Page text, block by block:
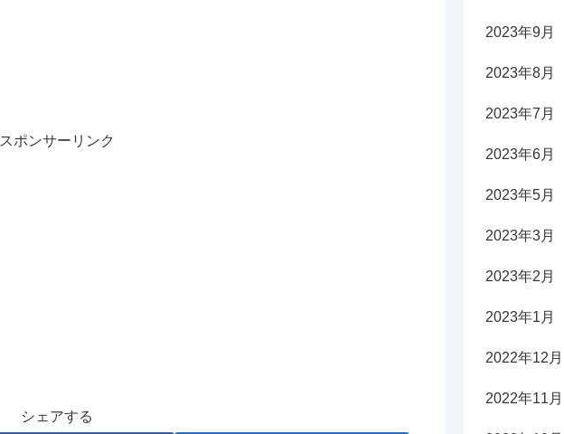
スポンサーリンク
シェアする
2023年9月
2023年8月
2023年7月
2023年6月
2023年5月
2023年3月
2023年2月
2023年1月
2022年12月
2022年11月